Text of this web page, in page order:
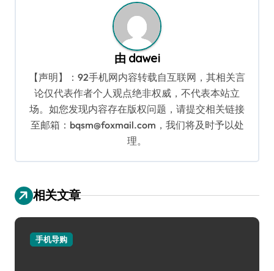
由 dawei
【声明】：92手机网内容转载自互联网，其相关言
论仅代表作者个人观点绝非权威，不代表本站立
场。如您发现内容存在版权问题，请提交相关链接
至邮箱：bqsm@foxmail.com，我们将及时予以处
理。
相关文章
手机导购